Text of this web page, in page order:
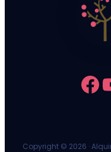
Facebook
Copyright © 2026 ·